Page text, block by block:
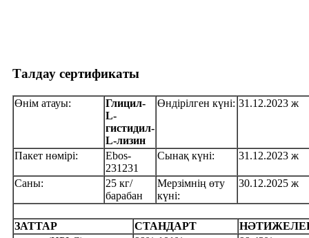
Талдау сертификаты
Өнім атауы:
Глицил-
L-
гистидил-
L-лизин
Өндірілген күні: 31.12.2023 ж
Пакет нөмірі:
Ebos-
231231
Сынақ күні: 31.12.2023 ж
Саны:
25 кг/
барабан
Мерзімнің өту
күні:
30.12.2025 ж
ЗАТТАР СТАНДАРТ